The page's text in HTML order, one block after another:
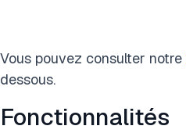
Vous pouvez consulter notre
dessous.
Fonctionnalités